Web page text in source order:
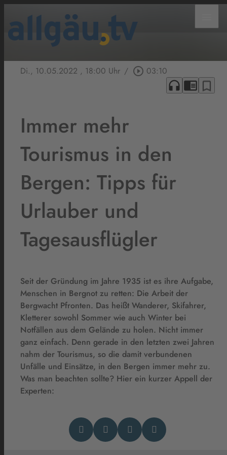
Di., 10.05.2022 , 18:00 Uhr / play_circle_outline 03:10
headphones chrome_reader_mode bookmark_border
Immer mehr
Tourismus in den
Bergen: Tipps für
Urlauber und
Tagesausflügler
Seit der Gründung im Jahre 1935 ist es ihre Aufgabe,
Menschen in Bergnot zu retten: Die Arbeit der
Bergwacht Pfronten. Das heißt Wanderer, Skifahrer,
Kletterer sowohl Sommer wie auch Winter bei
Notfällen aus dem Gelände zu holen. Nicht immer
ganz einfach. Denn gerade in den letzten zwei Jahren
nahm der Tourismus, so die damit verbundenen
Unfälle und Einsätze, in den Bergen immer mehr zu.
Was man beachten sollte? Hier ein kurzer Appell der
Experten: